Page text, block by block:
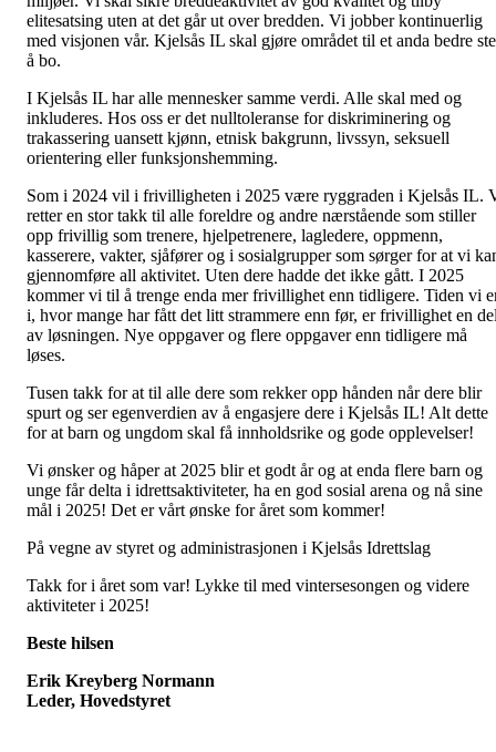
elitesatsing uten at det går ut over bredden. Vi jobber kontinuerlig
med visjonen vår. Kjelsås IL skal gjøre området til et anda bedre
å bo.
I Kjelsås IL har alle mennesker samme verdi. Alle skal med og
inkluderes. Hos oss er det nulltoleranse for diskriminering og
trakassering uansett kjønn, etnisk bakgrunn, livssyn, seksuell
orientering eller funksjonshemming.
Som i 2024 vil i frivilligheten i 2025 være ryggraden i Kjelsås IL.
retter en stor takk til alle foreldre og andre nærstående som stiller
opp frivillig som trenere, hjelpetrenere, lagledere, oppmenn,
kasserere, vakter, sjåfører og i sosialgrupper som sørger for at vi
gjennomføre all aktivitet. Uten dere hadde det ikke gått. I 2025
kommer vi til å trenge enda mer frivillighet enn tidligere. Tiden vi
i, hvor mange har fått det litt strammere enn før, er frivillighet en
av løsningen. Nye oppgaver og flere oppgaver enn tidligere må
løses.
Tusen takk for at til alle dere som rekker opp hånden når dere blir
spurt og ser egenverdien av å engasjere dere i Kjelsås IL! Alt dette
for at barn og ungdom skal få innholdsrike og gode opplevelser!
Vi ønsker og håper at 2025 blir et godt år og at enda flere barn og
unge får delta i idrettsaktiviteter, ha en god sosial arena og nå sine
mål i 2025! Det er vårt ønske for året som kommer!
På vegne av styret og administrasjonen i Kjelsås Idrettslag
Takk for i året som var! Lykke til med vintersesongen og videre
aktiviteter i 2025!
Beste hilsen
Erik Kreyberg Normann
Leder, Hovedstyret